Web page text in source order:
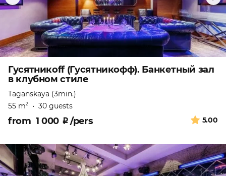
Гусятникоff (Гусятникофф). Банкетный зал
в клубном стиле
Taganskaya (3min.)
55 m2 • 30 guests
5.00
from 1 000 ₽/pers